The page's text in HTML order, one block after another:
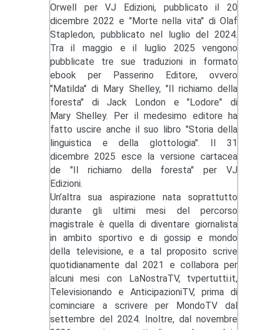
Orwell per VJ Edizioni, pubblicato il 20
dicembre 2022 e "Morte nella vita" di Olaf
Stapledon, pubblicato nel luglio del 2024.
Tra il maggio e il luglio 2025 vengono
pubblicate tre sue traduzioni in formato
ebook per Passerino Editore, ovvero
"Matilda" di Mary Shelley, "Il richiamo della
foresta" di Jack London e "Lodore" di
Mary Shelley. Per il medesimo editore ha
fatto uscire anche il suo libro "Storia della
linguistica e della glottologia". Il 31
dicembre 2025 esce la versione cartacea
de "Il richiamo della foresta" per VJ
Edizioni.
Un’altra sua aspirazione nata soprattutto
durante gli ultimi mesi del percorso
magistrale è quella di diventare giornalista
in ambito sportivo e di gossip e mondo
della televisione, e a tal proposito scrive
quotidianamente dal 2021 e collabora per
alcuni mesi con LaNostraTV, tvpertutti.it,
Televisionando e AnticipazioniTV, prima di
cominciare a scrivere per MondoTV dal
settembre del 2024. Inoltre, dal novembre